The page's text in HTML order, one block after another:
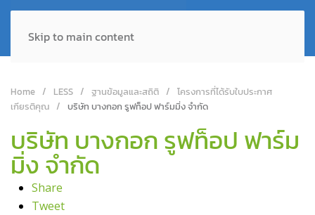
Skip to main content
Home LESS ฐานข้อมูลและสถิติ
โครงการที่ได้รับใบประกาศ
เกียรติคุณ
บริษัท บางกอก รูฟท็อป ฟาร์มมิ่ง จำกัด
บริษัท บางกอก รูฟท็อป ฟาร์ม
มิ่ง จำกัด
Share
Tweet